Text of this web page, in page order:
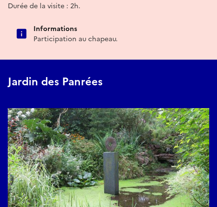
Durée de la visite : 2h.
Informations
Participation au chapeau.
Jardin des Panrées